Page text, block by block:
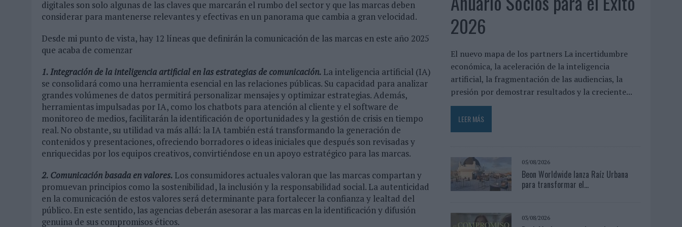
digitales son solo algunas de las claves que marcarán el rumbo del sector y que las marcas deben
considerar para mantenerse relevantes y efectivas en un panorama que cambia a gran velocidad.
Desde mi punto de vista, hay 12 líneas que definirán la comunicación de las marcas en este año 2025
que acaba de comenzar
1. Integración de la inteligencia artificial en las estrategias de comunicación. La inteligencia artificial (IA)
se consolidará como una herramienta esencial en las relaciones públicas. Su capacidad para analizar
grandes volúmenes de datos permitirá personalizar mensajes y optimizar estrategias. Además,
herramientas impulsadas por IA, como los chatbots para atención al cliente y el software de
monitoreo de medios, facilitarán la identificación de oportunidades y la gestión de crisis en tiempo
real. No obstante, su utilidad va más allá: la IA también está transformando la generación de
contenidos y presentaciones, ofreciendo borradores o ideas iniciales que después son revisadas y
enriquecidas por los equipos creativos, convirtiéndose en un apoyo estratégico para las marcas.
2. Comunicación basada en valores. Los consumidores actuales valoran que las marcas compartan y
promuevan principios como la sostenibilidad, la inclusión y la responsabilidad social. La autenticidad
en la comunicación de estos valores será determinante para fortalecer la confianza y lealtad del
público. En este sentido, las agencias deberán asesorar a las marcas en la identificación y difusión
genuina de sus compromisos éticos.
2026
El nuevo mapa de los partners La incertidumbre
económica, la aceleración de la inteligencia
artificial, la fragmentación de las audiencias, la
presión por demostrar resultados y la creciente...
LEER MÁS
05/08/2026
Beon Worldwide lanza Raíz Urbana
para transformar el...
03/08/2026